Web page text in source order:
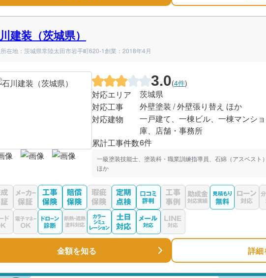
建装（茨城県）
在地：茨城県常陸太田市岩手町620-1創業：2018年4月
3.0(4件)
対応エリア
茨城県
対応工事
外壁塗装 / 外壁張り替え ほか
対応建物
一戸建て、一棟ビル、一棟マンシ
庫、店舗・事務所
累計工事件数6件
一級塗装技能士、塗装科・職業訓練指導員、石綿（アスベスト
ほか
金額を知る 詳細